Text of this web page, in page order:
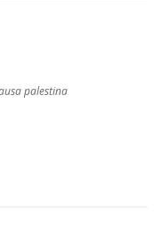
palestina